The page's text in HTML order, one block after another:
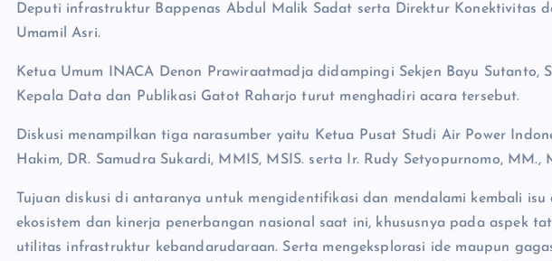
Deputi infrastruktur Bappenas Abdul Malik Sadat serta Direktur Konektivitas
Umamil Asri.
Ketua Umum INACA Denon Prawiraatmadja didampingi Sekjen Bayu Sutanto,
Kepala Data dan Publikasi Gatot Raharjo turut menghadiri acara tersebut.
Diskusi menampilkan tiga narasumber yaitu Ketua Pusat Studi Air Power
Hakim, DR. Samudra Sukardi, MMIS, MSIS. serta Ir. Rudy Setyopurnomo, MM.,
Tujuan diskusi di antaranya untuk mengidentifikasi dan mendalami kembali
ekosistem dan kinerja penerbangan nasional saat ini, khususnya pada aspek
utilitas infrastruktur kebandarudaraan. Serta mengeksplorasi ide maupun